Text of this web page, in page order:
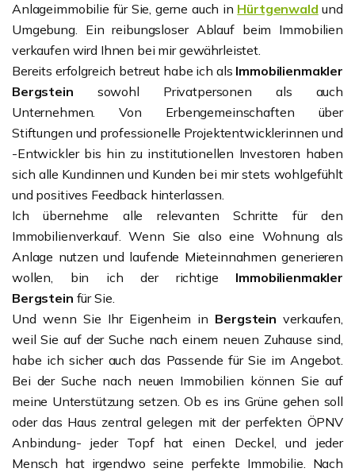
Anlageimmobilie für Sie, gerne auch in Hürtgenwald und
Umgebung. Ein reibungsloser Ablauf beim Immobilien
verkaufen wird Ihnen bei mir gewährleistet.
Bereits erfolgreich betreut habe ich als Immobilienmakler
Bergstein sowohl Privatpersonen als auch
Unternehmen. Von Erbengemeinschaften über
Stiftungen und professionelle Projektentwicklerinnen und
-Entwickler bis hin zu institutionellen Investoren haben
sich alle Kundinnen und Kunden bei mir stets wohlgefühlt
und positives Feedback hinterlassen.
Ich übernehme alle relevanten Schritte für den
Immobilienverkauf. Wenn Sie also eine Wohnung als
Anlage nutzen und laufende Mieteinnahmen generieren
wollen, bin ich der richtige Immobilienmakler
Bergstein für Sie.
Und wenn Sie Ihr Eigenheim in Bergsteinverkaufen,
weil Sie auf der Suche nach einem neuen Zuhause sind,
habe ich sicher auch das Passende für Sie im Angebot.
Bei der Suche nach neuen Immobilien können Sie auf
meine Unterstützung setzen. Ob es ins Grüne gehen soll
oder das Haus zentral gelegen mit der perfekten ÖPNV
Anbindung- jeder Topf hat einen Deckel, und jeder
Mensch hat irgendwo seine perfekte Immobilie. Nach